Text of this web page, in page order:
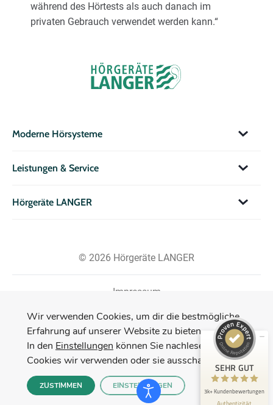
während des Hörtests als auch danach im
privaten Gebrauch verwendet werden kann.“
Moderne Hörsysteme
Leistungen & Service
Hörgeräte LANGER
© 2026 Hörgeräte LANGER
Impressum
Datenschutzerklärung
HOTLINE: +49 800 0935370
Wir verwenden Cookies, um dir die bestmögliche
Erfahrung auf unserer Website zu bieten.
In den Einstellungen können Sie nachlesen, welche
Cookies wir verwenden oder sie ausschalten.
ZUSTIMMEN EINSTELLUNGEN
SEHR GUT
3k+ Kundenbewertungen
Authentizität
Kundenbewertungen und Erfahrungen zu
Hörgeräte LANGER GmbH & Co. KG
SEHR GUT
4,92 / 5,00
3.144
Bewertungen von 50
anderen Quellen
Blick aufs ProvenExpert-Profil werfen